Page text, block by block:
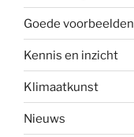
Goede voorbeelden
Kennis en inzicht
Klimaatkunst
Nieuws